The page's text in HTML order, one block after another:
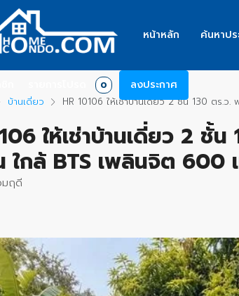
หน้าหลัก ค้นหาปร
0 ลงประกาศ
บ้านเดี่ยว HR 10106 ให้เช่าบ้านเดี่ยว 2 ชั้น 130 ตร.
ให้เช่าบ้านเดี่ยว 2
ใกล้ BTS เพลินจิต 600
มฤดี